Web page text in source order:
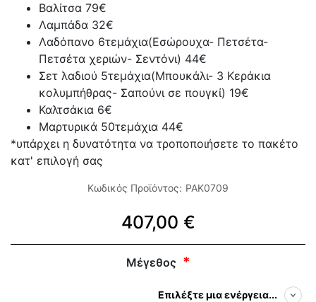
Βαλίτσα 79€
Λαμπάδα 32€
Λαδόπανο 6τεμάχια(Εσώρουχα- Πετσέτα-
Πετσέτα χεριών- Σεντόνι) 44€
Σετ λαδιού 5τεμάχια(Μπουκάλι- 3 Κεράκια
κολυμπήθρας- Σαπούνι σε πουγκί) 19€
Καλτσάκια 6€
Μαρτυρικά 50τεμάχια 44€
*υπάρχει η δυνατότητα να τροποποιήσετε το πακέτο
κατ' επιλογή σας
Κωδικός Προϊόντος: PAK0709
407,00 €
Μέγεθος
Επιλέξτε μια ενέργεια...